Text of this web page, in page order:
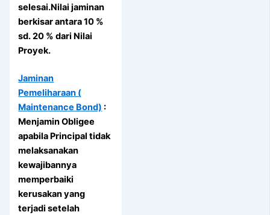
selesai.Nilai jaminan
berkisar antara 10 %
sd. 20 % dari Nilai
Proyek.
Jaminan
Pemeliharaan (
Maintenance Bond) :
Menjamin Obligee
apabila Principal tidak
melaksanakan
kewajibannya
memperbaiki
kerusakan yang
terjadi setelah